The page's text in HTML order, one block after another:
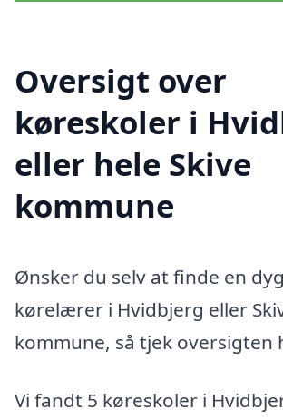
Oversigt over
køreskoler i
eller hele Skive
kommune
Ønsker du selv at finde en
kørelærer i Hvidbjerg eller
kommune, så tjek oversigten
Vi fandt 5 køreskoler i